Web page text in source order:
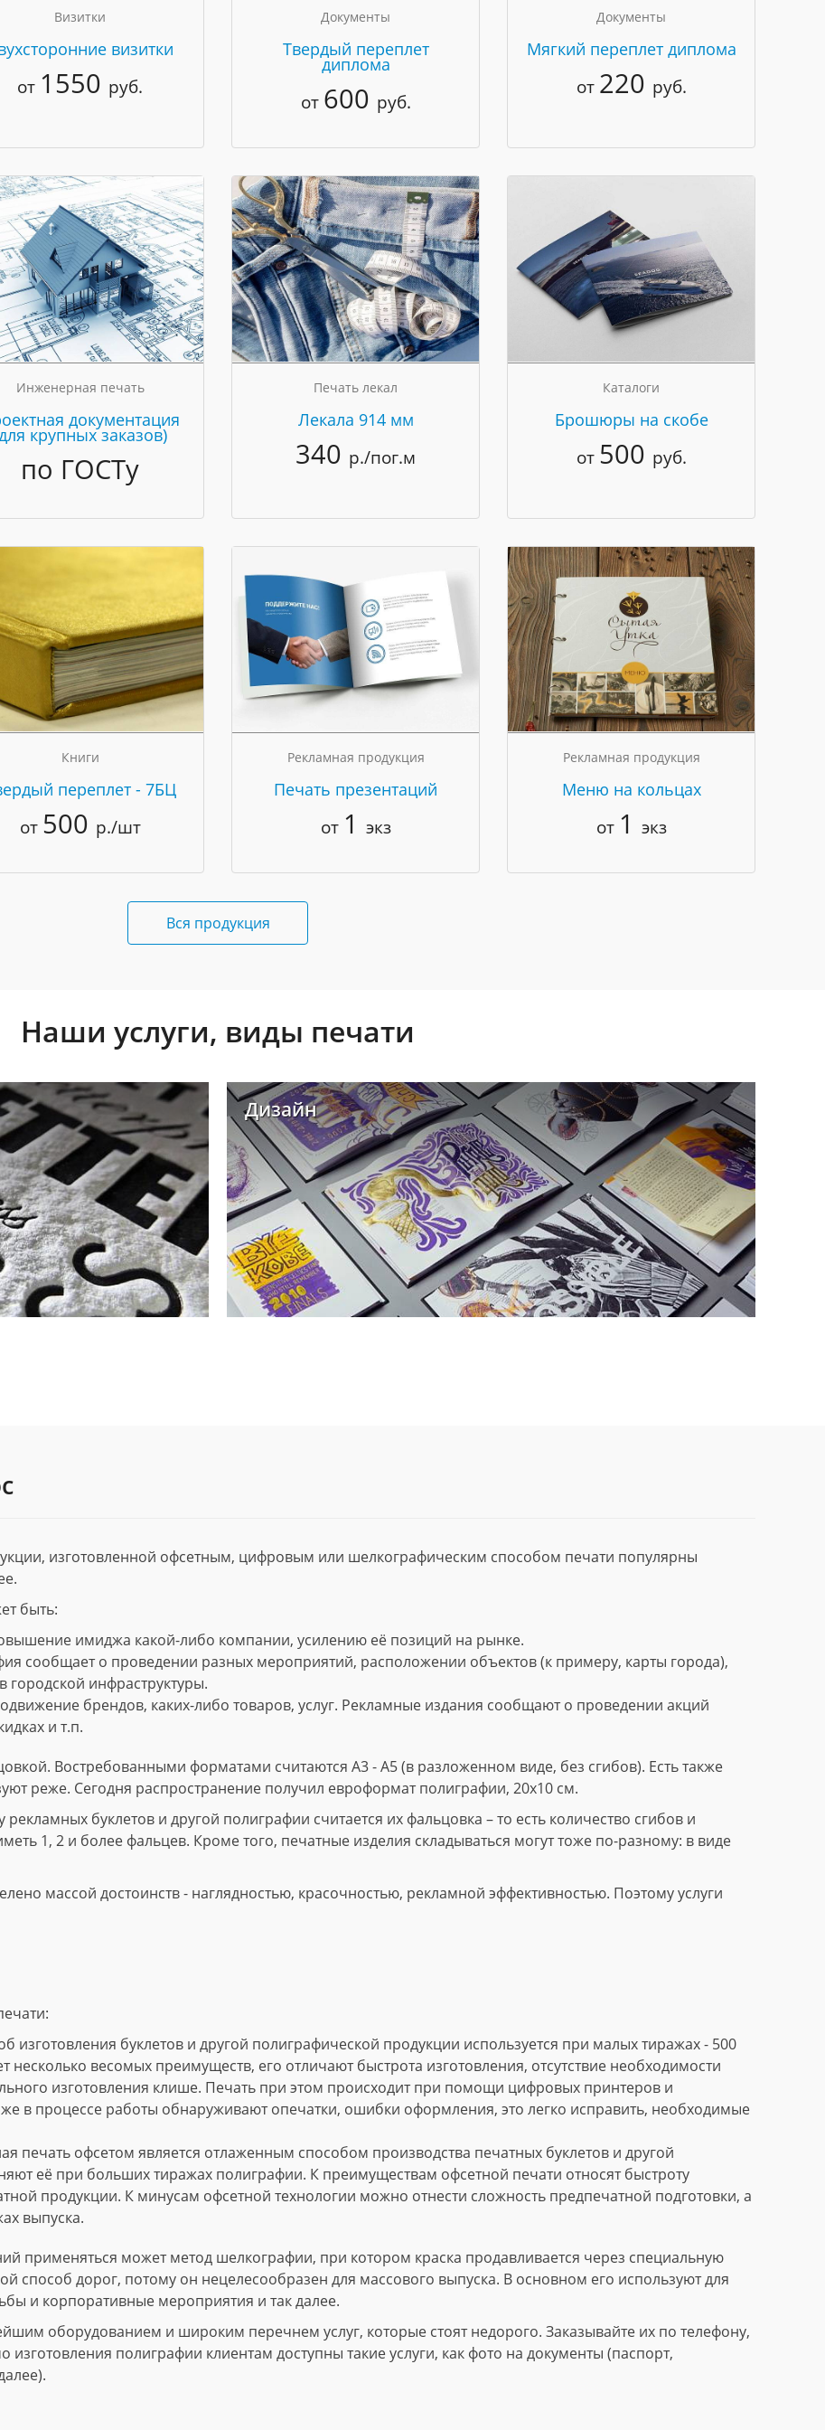
Визитки
визитки
от 1550 руб.
Документы
Твердый переплет
диплома
от 600 руб.
Документы
Мягкий переплет диплома
от 220 руб.
Инженерная печать
документация
крупных заказов)
по ГОСТу
Печать лекал
Лекала 914 мм
340 р./пог.м
Каталоги
Брошюры на скобе
от 500 руб.
Книги
переплет - 7БЦ
от 500 р./шт
Рекламная продукция
Печать презентаций
от 1 экз
Рекламная продукция
Меню на кольцах
от 1 экз
Вся продукция
Наши услуги, виды печати
Дизайн
изготовленной офсетным, цифровым или шелкографическим способом печати популярны
быть:
имиджа какой-либо компании, усилению её позиций на рынке.
сообщает о проведении разных мероприятий, расположении объектов (к примеру, карты города),
инфраструктуры.
брендов, каких-либо товаров, услуг. Рекламные издания сообщают о проведении акций
и т.п.
Востребованными форматами считаются А3 - А5 (в разложенном виде, без сгибов). Есть также
реже. Сегодня распространение получил евроформат полиграфии, 20х10 см.
буклетов и другой полиграфии считается их фальцовка – то есть количество сгибов и
1, 2 и более фальцев. Кроме того, печатные изделия складываться могут тоже по-разному: в виде
массой достоинств - наглядностью, красочностью, рекламной эффективностью. Поэтому услуги
изготовления буклетов и другой полиграфической продукции используется при малых тиражах - 500
весомых преимуществ, его отличают быстрота изготовления, отсутствие необходимости
изготовления клише. Печать при этом происходит при помощи цифровых принтеров и
в процессе работы обнаруживают опечатки, ошибки оформления, это легко исправить, необходимые
печать офсетом является отлаженным способом производства печатных буклетов и другой
её при больших тиражах полиграфии. К преимуществам офсетной печати относят быстроту
продукции. К минусам офсетной технологии можно отнести сложность предпечатной подготовки, а
выпуска.
применяться может метод шелкографии, при котором краска продавливается через специальную
способ дорог, потому он нецелесообразен для массового выпуска. В основном его используют для
и корпоративные мероприятия и так далее.
оборудованием и широким перечнем услуг, которые стоят недорого. Заказывайте их по телефону,
полиграфии клиентам доступны такие услуги, как фото на документы (паспорт,